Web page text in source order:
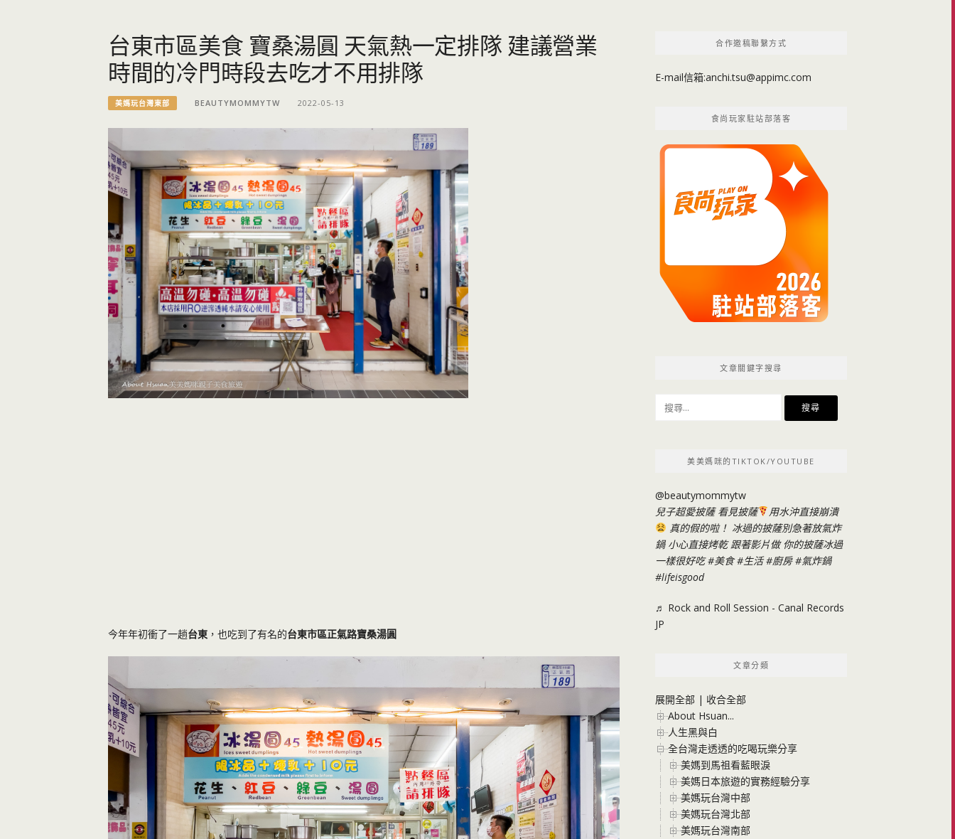
台東市區美食 寶桑湯圓 天氣熱一定排隊 建議營業
時間的冷門時段去吃才不用排隊
美媽玩台灣東部 BEAUTYMOMMYTW 2022-05-13
今年年初衝了一趟台東 ，也吃到了有名的台東市區正氣路寶桑湯圓
合作邀稿聯繫方式
E-mail信箱:anchi.tsu@appimc.com
食尚玩家駐站部落客
文章關鍵字搜尋
尋
美美媽咪的TIKTOK/YOUTUBE
@beautymommytw
兒子超愛披薩 看見披薩
用水沖直接崩潰
真的假的啦！ 冰過的披薩別急著放氣炸
鍋 小心直接烤乾 跟著影片做 你的披薩冰過
一樣很好吃#美食 #生活 #廚房 #氣炸鍋
#lifeisgood
♬ Rock and Roll Session - Canal Records
JP
文章分類
展開全部 | 收合全部
About Hsuan...
人生黑與白
全台灣走透透的吃喝玩樂分享
美媽到馬祖看藍眼淚
美媽日本旅遊的實務經驗分享
美媽玩台灣中部
美媽玩台灣北部
美媽玩台灣南部